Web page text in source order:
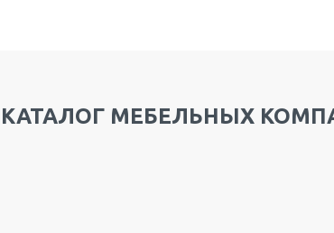
МЕБЕЛЬНЫХ